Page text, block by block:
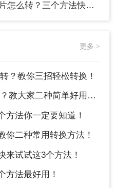
转？三个方法快速转换
更多 >
？教你三招轻松转换！
二种简单好用的转换方法!
方法你一定要知道！
你二种常用转换方法！
来试试这3个方法！
方法最好用！